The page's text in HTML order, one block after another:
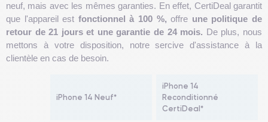
neuf, mais avec les mêmes garanties. En effet, CertiDeal garantit
que l'appareil est fonctionnel à 100 %, offre une politique de
retour de 21 jours et une garantie de 24 mois. De plus, nous
mettons à votre disposition, notre sercive d'assistance à la
clientèle en cas de besoin.
iPhone 14 Neuf*
iPhone 14
Reconditionné
CertiDeal*